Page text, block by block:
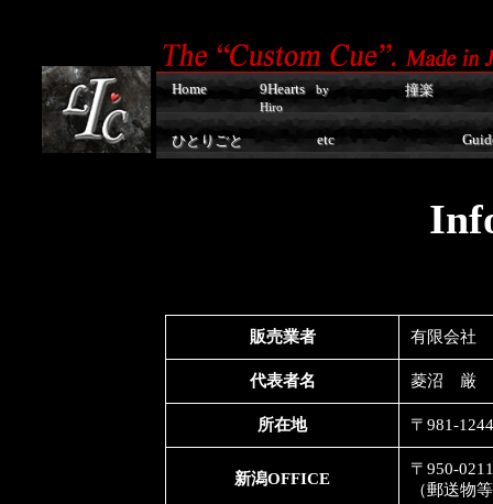
Home 9Hearts
by
Hiro
撞楽
ひとりごと etc
販売業者 有限会社
代表者名 菱沼 厳
所在地 〒981-
新潟OFFICE
〒950-
（郵送物